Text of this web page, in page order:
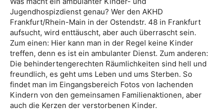
Jugendhospizdienst genau? Wer den AKHD
Frankfurt/Rhein-Main in der Ostendstr. 48 in Frankfurt
aufsucht, wird enttäuscht, aber auch überrascht sein.
Zum einen: Hier kann man in der Regel keine Kinder
treffen, denn es ist ein ambulanter Dienst. Zum anderen:
Die behindertengerechten Räumlichkeiten sind hell und
freundlich, es geht ums Leben und ums Sterben. So
findet man im Eingangsbereich Fotos von lachenden
Kindern von den gemeinsamen Familienaktionen, aber
auch die Kerzen der verstorbenen Kinder.